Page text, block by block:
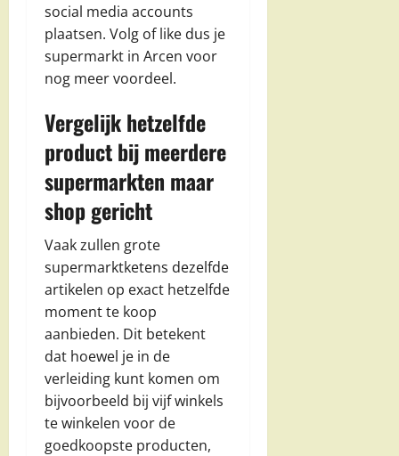
social media accounts
plaatsen. Volg of like dus je
supermarkt in Arcen voor
nog meer voordeel.
Vergelijk hetzelfde
product bij meerdere
supermarkten maar
shop gericht
Vaak zullen grote
supermarktketens dezelfde
artikelen op exact hetzelfde
moment te koop
aanbieden. Dit betekent
dat hoewel je in de
verleiding kunt komen om
bijvoorbeeld bij vijf winkels
te winkelen voor de
goedkoopste producten,